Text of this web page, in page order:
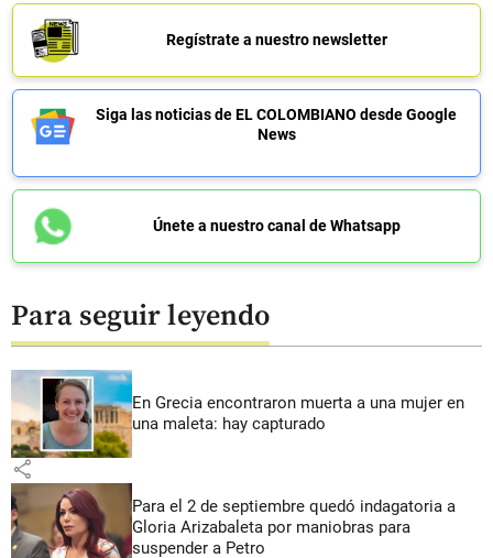
Regístrate a nuestro newsletter
Siga las noticias de EL COLOMBIANO desde Google
News
Únete a nuestro canal de Whatsapp
Para seguir leyendo
En Grecia encontraron muerta a una mujer en
una maleta: hay capturado
share
Para el 2 de septiembre quedó indagatoria a
Gloria Arizabaleta por maniobras para
suspender a Petro